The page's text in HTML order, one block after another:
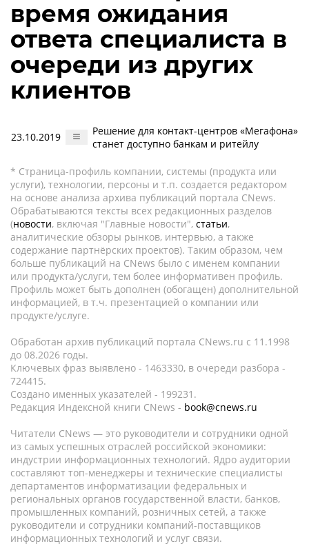
время ожидания
ответа специалиста в
очереди из других
клиентов
23.10.2019
Решение для контакт-центров «Мегафона»
станет доступно банкам и ритейлу
* Страница-профиль компании, системы (продукта или
услуги), технологии, персоны и т.п. создается редактором
на основе анализа архива публикаций портала CNews.
Обрабатываются тексты всех редакционных разделов
(новости, включая "Главные новости", статьи,
аналитические обзоры рынков, интервью, а также
содержание партнёрских проектов). Таким образом, чем
больше публикаций на CNews было с именем компании
или продукта/услуги, тем более информативен профиль.
Профиль может быть дополнен (обогащен) дополнительной
информацией, в т.ч. презентацией о компании или
продукте/услуге.
Обработан архив публикаций портала CNews.ru c 11.1998
до 08.2026 годы.
Ключевых фраз выявлено - 1463330, в очереди разбора -
724415.
Создано именных указателей - 199231.
Редакция Индексной книги CNews - book@cnews.ru
Читатели CNews — это руководители и сотрудники одной
из самых успешных отраслей российской экономики:
индустрии информационных технологий. Ядро аудитории
составляют топ-менеджеры и технические специалисты
департаментов информатизации федеральных и
региональных органов государственной власти, банков,
промышленных компаний, розничных сетей, а также
руководители и сотрудники компаний-поставщиков
информационных технологий и услуг связи.